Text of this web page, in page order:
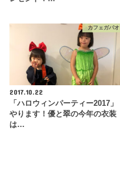
カフェガパオ
2017.10.22
「ハロウィンパーティー2017」
やります！優と翠の今年の衣装
は…